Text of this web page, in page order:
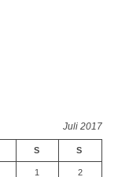
Juli 2017
S S
1 2